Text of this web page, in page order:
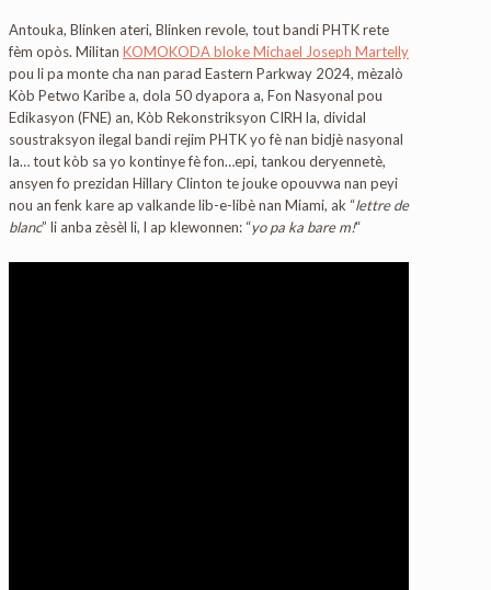
Antouka, Blinken ateri, Blinken revole, tout bandi PHTK rete
fèm opòs. Militan KOMOKODA bloke Michael Joseph Martelly
pou li pa monte cha nan parad Eastern Parkway 2024, mèzalò
Kòb Petwo Karibe a, dola 50 dyapora a, Fon Nasyonal pou
Edikasyon (FNE) an, Kòb Rekonstriksyon CIRH la, dividal
soustraksyon ilegal bandi rejim PHTK yo fè nan bidjè nasyonal
la… tout kòb sa yo kontinye fè fon…epi, tankou deryennetè,
ansyen fo prezidan Hillary Clinton te jouke opouvwa nan peyi
nou an fenk kare ap valkande lib-e-libè nan Miami, ak “lettre de
blanc” li anba zèsèl li, l ap klewonnen: “yo pa ka bare m!“